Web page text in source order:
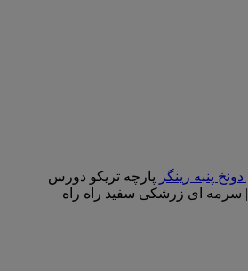
پنبه رینگر پارچه تریکو دورس
| سرمه ای زرشکی سفید راه راه